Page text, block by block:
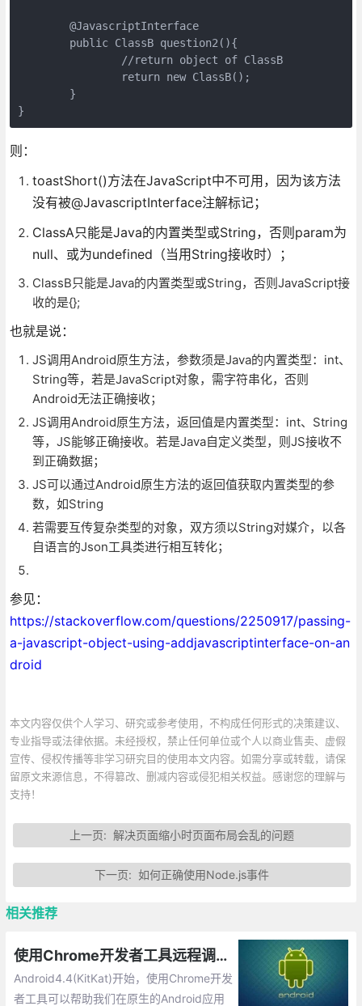
        @JavascriptInterface
        public ClassB question2(){
                //return object of ClassB
                return new ClassB();
        }
}
则：
toastShort()方法在JavaScript中不可用，因为该方法
没有被@JavascriptInterface注解标记；
ClassA只能是Java的内置类型或String，否则param为
null、或为undefined（当用String接收时）；
ClassB只能是Java的内置类型或String，否则JavaScript接
收的是{};
也就是说：
JS调用Android原生方法，参数须是Java的内置类型：int、
String等，若是JavaScript对象，需字符串化，否则
Android无法正确接收；
JS调用Android原生方法，返回值是内置类型：int、String
等，JS能够正确接收。若是Java自定义类型，则JS接收不
到正确数据；
JS可以通过Android原生方法的返回值获取内置类型的参
数，如String
若需要互传复杂类型的对象，双方须以String对媒介，以各
自语言的Json工具类进行相互转化；
参见：
https://stackoverflow.com/questions/2250917/passing-
a-javascript-object-using-addjavascriptinterface-on-an
droid
本文内容仅供个人学习、研究或参考使用，不构成任何形式的决策建议、
专业指导或法律依据。未经授权，禁止任何单位或个人以商业售卖、虚假
宣传、侵权传播等非学习研究目的使用本文内容。如需分享或转载，请保
留原文来源信息，不得篡改、删减内容或侵犯相关权益。感谢您的理解与
支持！
上一页: 解决页面缩小时页面布局会乱的问题
下一页: 如何正确使用Node.js事件
相关推荐
使用Chrome开发者工具远程调试原生Android上的H5页面
Android4.4(KitKat)开始，使用Chrome开发
者工具可以帮助我们在原生的Android应用